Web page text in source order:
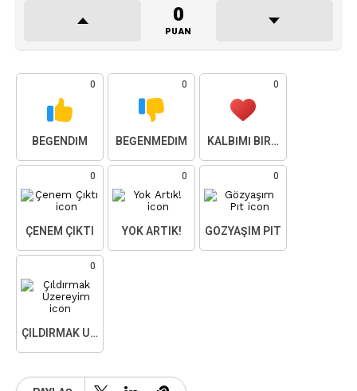
0
PUAN
0
BEĞENDIM
0
BEĞENMEDIM
0
KALBIMI BIRAKTIM
0
ÇENEM ÇIKTI
0
YOK ARTIK!
0
GÖZYAŞIM PIT
0
ÇILDIRMAK ÜZEREYIM